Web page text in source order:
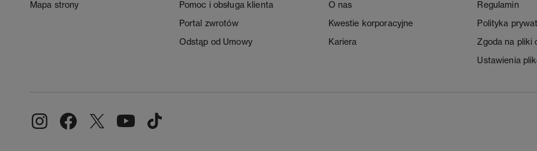
Mapa strony
Pomoc i obsługa klienta
Portal zwrotów
Odstąp od Umowy
O nas
Kwestie korporacyjne
Kariera
Regulamin
Polityka
Zgoda na pliki
Ustawienia